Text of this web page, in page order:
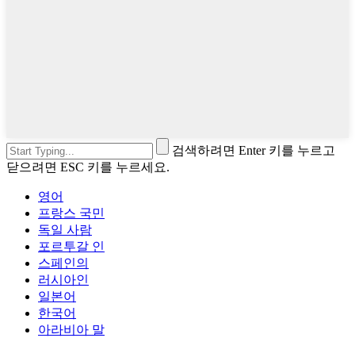
검색하려면 Enter 키를 누르고
닫으려면 ESC 키를 누르세요.
영어
프랑스 국민
독일 사람
포르투갈 인
스페인의
러시아인
일본어
한국어
아라비아 말